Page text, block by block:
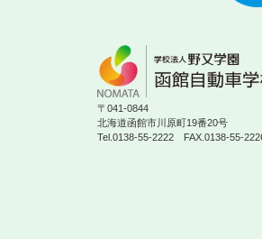
〒041-0844
北海道函館市川原町19番20号
Tel.0138-55-2222 FAX.0138-55-